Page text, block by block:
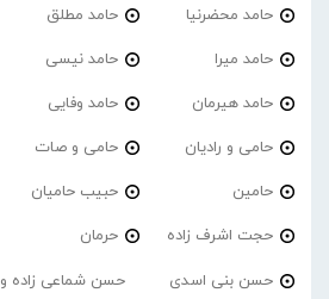
حامد محضرنیا حامد مطلق
حامد میرا حامد نیسی
حامد هیرمان حامد وفایی
حامی و رادیان حامی و صات
حامین حبیب حامیان
حجت اشرف زاده حرمان
حسن بنی اسدی
حسن شماعی زاده و